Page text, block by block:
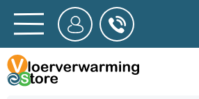
BTW
0,00